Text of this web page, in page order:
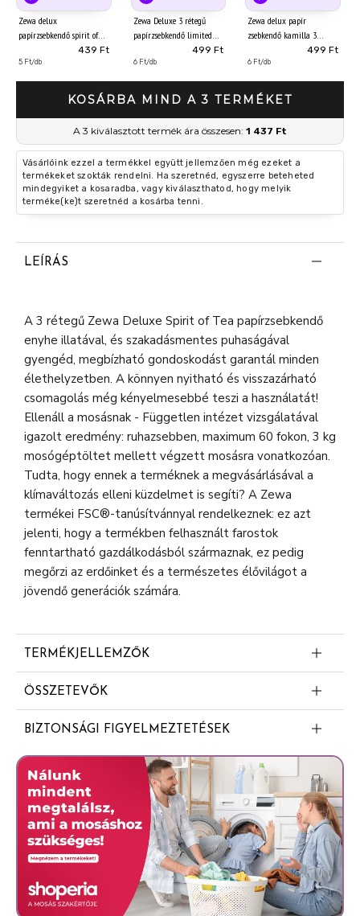
Zewa delux
papírzsebkendő spirit of
tea 3 rétegű 90 db439 Ft
5 Ft/db
Zewa Deluxe 3 rétegű
papírzsebkendő limited
499 Ft
6 Ft/db
Zewa delux papír
zsebkendő kamilla 3
499 Ft
6 Ft/db
KOSÁRBA MIND A 3 TERMÉKET
A 3 kiválasztott termék ára összesen: 1 437 Ft
Vásárlóink ezzel a termékkel együtt jellemzően még ezeket a
termékeket szokták rendelni. Ha szeretnéd, egyszerre beteheted
mindegyiket a kosaradba, vagy kiválaszthatod, hogy melyik
terméke(ke)t szeretnéd a kosárba tenni.
LEÍRÁS
A 3 rétegű Zewa Deluxe Spirit of Tea papírzsebkendő
enyhe illatával, és szakadásmentes puhaságával
gyengéd, megbízható gondoskodást garantál minden
élethelyzetben. A könnyen nyitható és visszazárható
csomagolás még kényelmesebbé teszi a használatát!
Ellenáll a mosásnak - Független intézet vizsgálatával
igazolt eredmény: ruhazsebben, maximum 60 fokon, 3 kg
mosógéptöltet mellett végzett mosásra vonatkozóan.
Tudta, hogy ennek a terméknek a megvásárlásával a
klímaváltozás elleni küzdelmet is segíti? A Zewa
termékei FSC®-tanúsítvánnyal rendelkeznek: ez azt
jelenti, hogy a termékben felhasznált farostok
fenntartható gazdálkodásból származnak, ez pedig
megőrzi az erdőinket és a természetes élővilágot a
jövendő generációk számára.
TERMÉKJELLEMZŐK
Ellenáll a mosásnak
Bőrgyógyászatilag tesztelt
ÖSSZETEVŐK
Dipropylene Glycol
Ethylene Brassylate
Tetramethyl Acetyloctahydronaphthalenes
Beta Ionone
BIZTONSÁGI FIGYELMEZTETÉSEK
Vigyázat! Fulladást okozhat! A műanyag csomagolást és
a benne található apró, lenyelhető részeket
gyermekektől tartsa távol!